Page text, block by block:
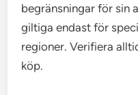
begränsningar för sin
giltiga endast för
regioner. Verifiera
köp.